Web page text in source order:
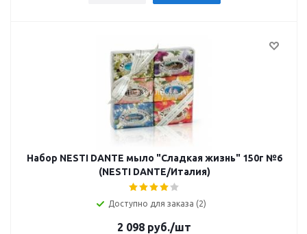
Набор NESTI DANTE мыло "Сладкая жизнь" 150г №6
(NESTI DANTE/Италия)
Доступно для заказа (2)
2 098 руб./шт